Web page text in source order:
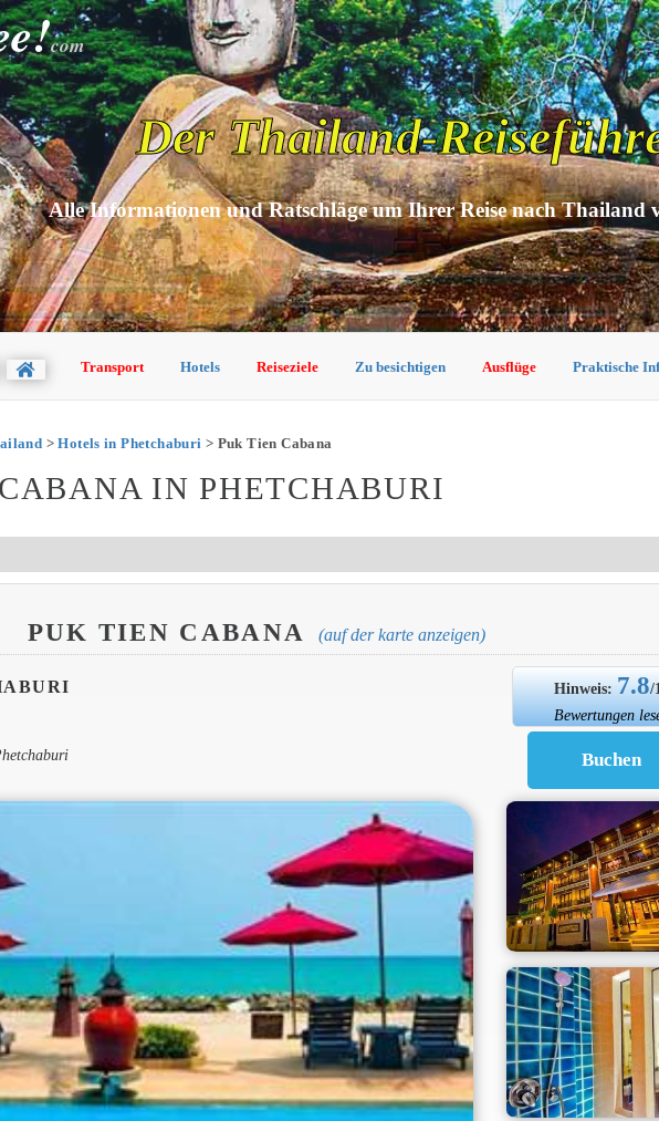
com
Der Thailand-
Alle Informationen und Ratschläge um Ihrer Reise nach Thailand
Transport Hotels Reiseziele Zu besichtigen Ausflüge Praktische
>Hotels in Phetchaburi > Puk Tien Cabana
IN PHETCHABURI
PUK TIEN CABANA (auf der karte anzeigen)
Hinweis: 7.8/
Bewertungen